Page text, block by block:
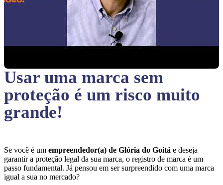
Usar uma marca sem
proteção é um risco muito
grande!
Se você é um empreendedor(a) de Glória do Goitá e deseja
garantir a proteção legal da sua marca, o registro de marca é um
passo fundamental. Já pensou em ser surpreendido com uma marca
igual a sua no mercado?